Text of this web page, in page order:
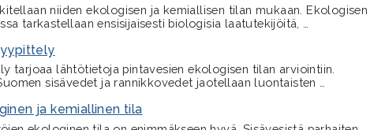
niiden ekologisen ja kemiallisen tilan mukaan. Ekologisen
tarkastellaan ensisijaisesti biologisia laatutekijöitä, …
tarjoaa lähtötietoja pintavesien ekologisen tilan arviointiin.
sisävedet ja rannikkovedet jaotellaan luontaisten …
ja kemiallinen tila